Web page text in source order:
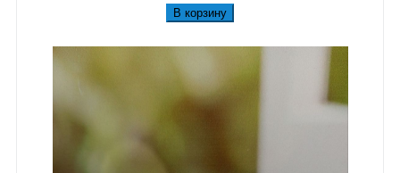
В корзину